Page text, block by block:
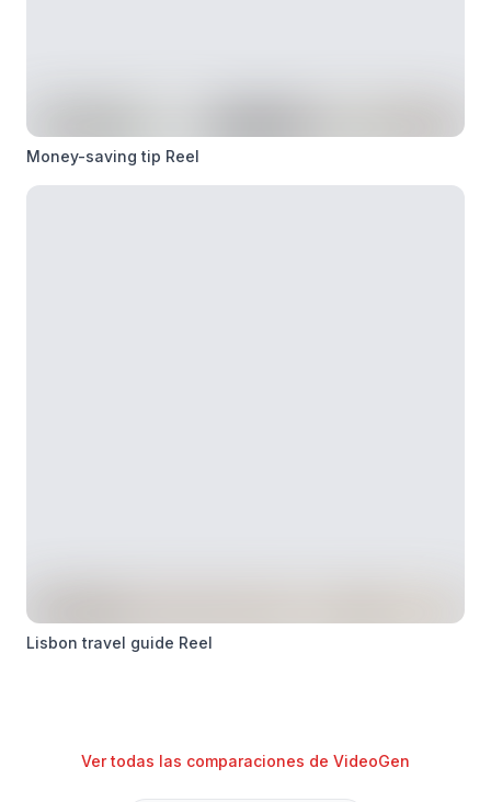
Money-saving tip Reel
Lisbon travel guide Reel
Ver todas las comparaciones de VideoGen